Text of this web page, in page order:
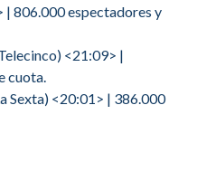
| 806.000 espectadores y
<21:09> |
cuota.
Sexta) <20:01> | 386.000